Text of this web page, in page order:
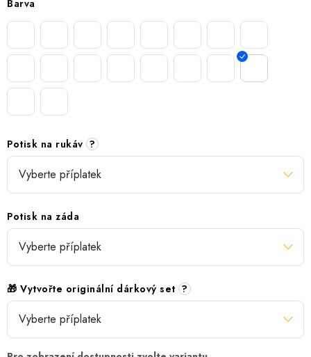
Barva
Potisk na rukáv ?
Potisk na záda
🎁 Vytvořte originální dárkový set ?